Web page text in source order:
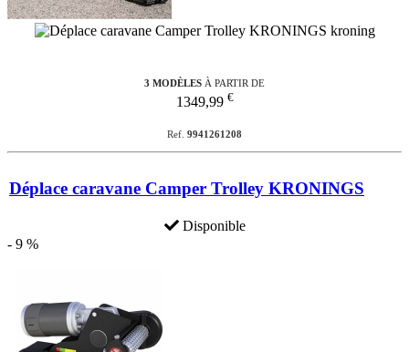
3 MODÈLES À PARTIR DE
1349,99 €
Ref. 9941261208
Déplace caravane Camper Trolley KRONINGS
Disponible
- 9 %